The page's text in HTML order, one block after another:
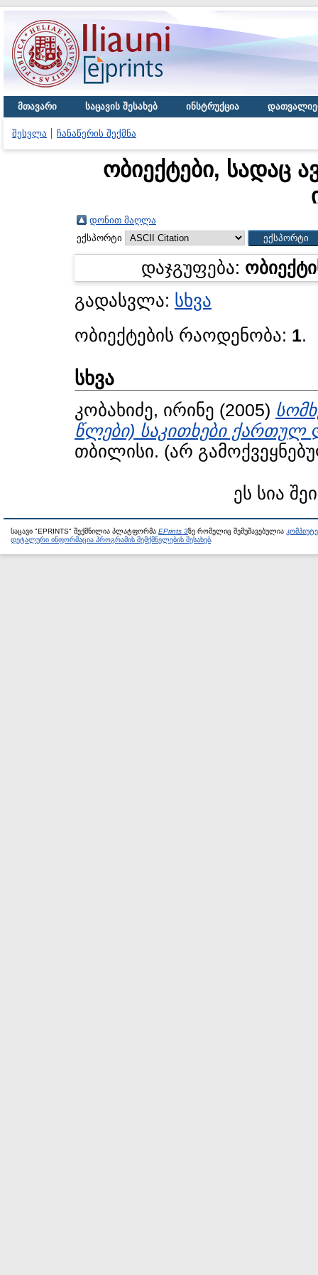
მთავარი საცავის შესახებ ინსტრუქცია
შესვლა ჩანაწერის შექმნა
ობიექტები, სადაც
დონით მაღლა
ექსპორტი
დაჯგუფება:
გადასვლა: სხვა
ობიექტების რაოდენობა: 1.
სხვა
კობახიძე, ირინე (2005)
წლები) საკითხები
თბილისი. (არ
ეს სია
საცავი "EPRINTS" შექმნილია პლატფორმა EPrints 3ზე რომელიც შემუშავებულია
დეტალური ინფორმაცია პროგრამის შემქმნელების შესახებ